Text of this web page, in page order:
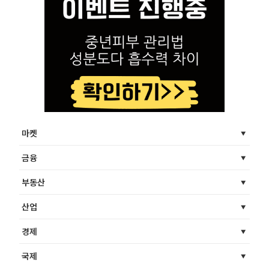
마켓
금융
부동산
산업
경제
국제